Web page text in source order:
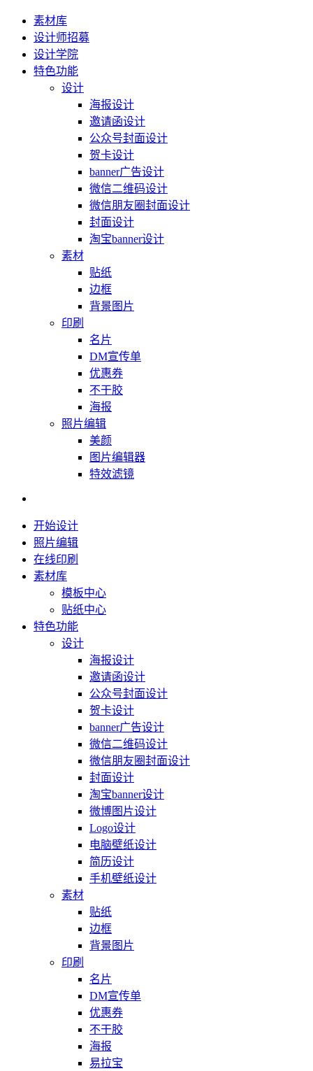
素材库
设计师招募
设计学院
特色功能
设计
海报设计
邀请函设计
公众号封面设计
贺卡设计
banner广告设计
微信二维码设计
微信朋友圈封面设计
封面设计
淘宝banner设计
素材
贴纸
边框
背景图片
印刷
名片
DM宣传单
优惠券
不干胶
海报
照片编辑
美颜
图片编辑器
特效滤镜
开始设计
照片编辑
在线印刷
素材库
模板中心
贴纸中心
特色功能
设计
海报设计
邀请函设计
公众号封面设计
贺卡设计
banner广告设计
微信二维码设计
微信朋友圈封面设计
封面设计
淘宝banner设计
微博图片设计
Logo设计
电脑壁纸设计
简历设计
手机壁纸设计
素材
贴纸
边框
背景图片
印刷
名片
DM宣传单
优惠券
不干胶
海报
易拉宝